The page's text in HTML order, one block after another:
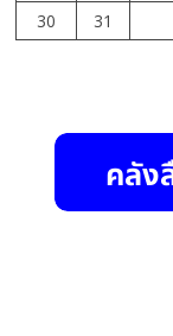
30
31